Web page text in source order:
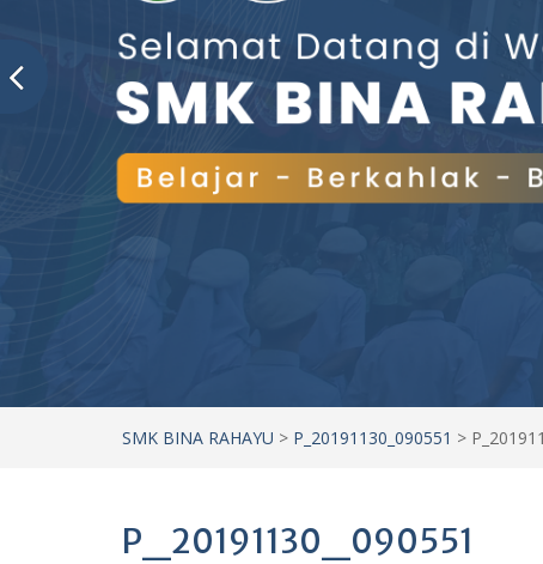
SMK BINA RAHAYU > P_20191130_090551 >
P_20191130_090551